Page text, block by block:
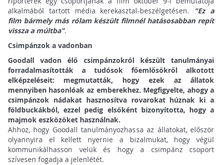
alkalmából tartott média kerekasztal-beszélgetésen.
"Ez a
film bármely más rólam készült filmnél hatásosabban repít
vissza a múltba".
Csimpánzok a vadonban
Goodall vadon élő csimpánzokról készült tanulmányai
forradalmasították a tudósok főemlősökről alkotott
elképzeléseit: megmutatták, hogy ezek az állatok
mennyiben hasonlóak az emberekhez. Megfigyelte, ahogy a
csimpánzok nádakat hasznosítva rovarokat húznak ki a
földbuckákból, ezzel pedig elsőként bizonyította, hogy a
majmok eszközöket használnak.
Ahhoz, hogy Goodall tanulmányozhassa az állatokat, először
olyannyira el kellett nyernie a bizalmukat, hogy végül
kommunikálhasson velük és hogy a csimpánz csoport
szívesen fogadja a jelenlétét.